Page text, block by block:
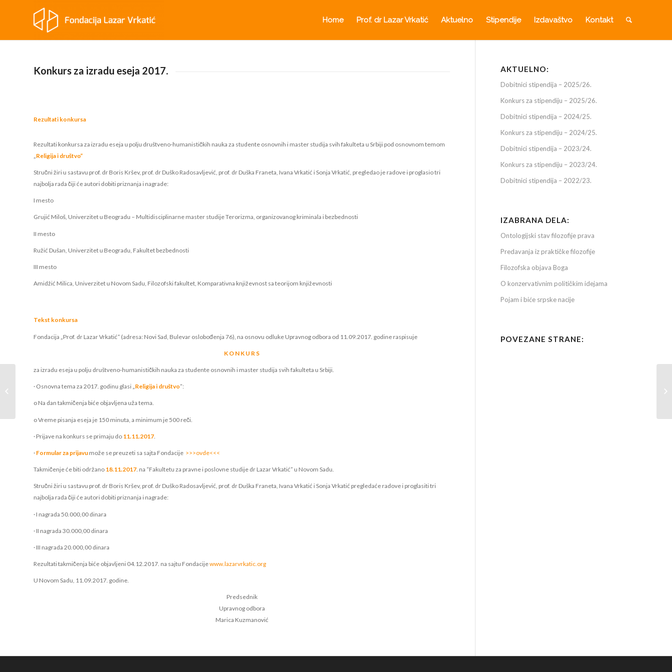
Home Prof. dr Lazar Vrkatić Aktuelno Stipendije Izdavaštvo Kontakt
Konkurs za izradu eseja 2017.
Rezultati konkursa
Rezultati konkursa za izradu eseja u polju društveno-humanističkih nauka za studente osnovnih i master studija svih fakulteta u Srbiji pod osnovnom temom
„Religija i društvo”
Stručni žiri u sastavu prof. dr Boris Kršev, prof. dr Duško Radosavljević, prof. dr Duška Franeta, Ivana Vrkatić i Sonja Vrkatić, pregledao je radove i proglasio tri
najbolja rada čiji će autori dobiti priznanja i nagrade:
I mesto
Grujić Miloš, Univerzitet u Beogradu – Multidisciplinarne master studije Terorizma, organizovanog kriminala i bezbednosti
II mesto
Ružić Dušan, Univerzitet u Beogradu, Fakultet bezbednosti
III mesto
Amidžić Milica, Univerzitet u Novom Sadu, Filozofski fakultet, Komparativna književnost sa teorijom književnosti
Tekst konkursa
Fondacija „Prof. dr Lazar Vrkatić“ (adresa: Novi Sad, Bulevar oslobođenja 76), na osnovu odluke Upravnog odbora od 11.09.2017. godine raspisuje
K O N K U R S
za izradu eseja u polju društveno-humanističkih nauka za studente osnovnih i master studija svih fakulteta u Srbiji.
· Osnovna tema za 2017. godinu glasi „Religija i društvo”:
o Na dan takmičenja biće objavljena uža tema.
o Vreme pisanja eseja je 150 minuta, a minimum je 500 reči.
· Prijave na konkurs se primaju do 11.11.2017
· Formular za prijavu može se preuzeti sa sajta Fondacije >>>ovde<<<
Takmičenje će biti održano 18.11.2017. na “Fakultetu za pravne i poslovne studije dr Lazar Vrkatić” u Novom Sadu.
Stručni žiri u sastavu prof. dr Boris Kršev, prof. dr Duško Radosavljević, prof. dr Duška Franeta, Ivana Vrkatić i Sonja Vrkatić pregledaće radove i proglasiti tri
najbolja rada čiji će autori dobiti priznanja i nagrade:
· I nagrada 50.000,00 dinara
· II nagrada 30.000,00 dinara
· III nagrada 20.000,00 dinara
Rezultati takmičenja biće objavljeni 04.12.2017. na sajtu Fondacijewww.lazarvrkatic.org
U Novom Sadu, 11.09.2017. godine.
Predsednik
Upravnog odbora
Marica Kuzmanović
AKTUELNO:
Dobitnici stipendija – 2025/26.
Konkurs za stipendiju – 2025/26.
Dobitnici stipendija – 2024/25.
Konkurs za stipendiju – 2024/25.
Dobitnici stipendija – 2023/24.
Konkurs za stipendiju – 2023/24.
Dobitnici stipendija – 2022/23.
IZABRANA DELA:
Ontologijski stav filozofije prava
Predavanja iz praktičke filozofije
Filozofska objava Boga
O konzervativnim političkim idejama
Pojam i biće srpske nacije
POVEZANE STRANE:
Dobitnici stipendija za upis u skolsku